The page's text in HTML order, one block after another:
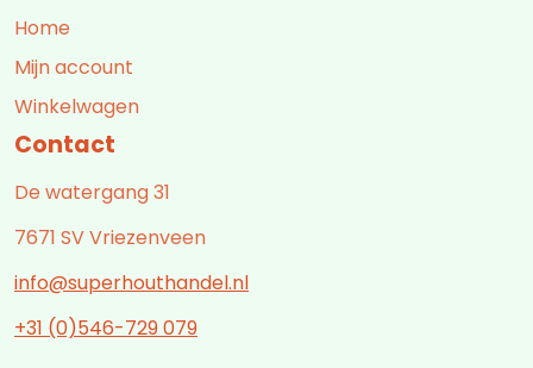
Home
Mijn account
Winkelwagen
Contact
De watergang 31
7671 SV Vriezenveen
info@superhouthandel.nl
+31 (0)546-729 079